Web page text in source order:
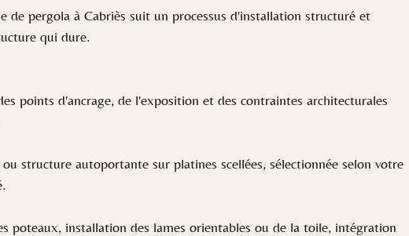
de pergola à Cabriès suit un processus d'installation structuré et
qui dure.
points d'ancrage, de l'exposition et des contraintes architecturales
structure autoportante sur platines scellées, sélectionnée selon votre
poteaux, installation des lames orientables ou de la toile, intégration